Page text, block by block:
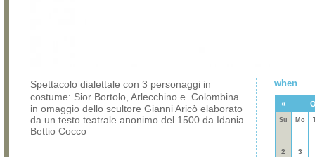
Spettacolo dialettale con 3 personaggi in
costume: Sior Bortolo, Arlecchino e Colombina
in omaggio dello scultore Gianni Aricò elaborato
da un testo teatrale anonimo del 1500 da Idania
Bettio Cocco
when
«
Su Mo
2 3